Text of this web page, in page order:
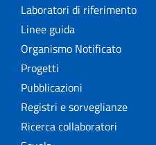
Laboratori di riferimento
Linee guida
Organismo Notificato
Progetti
Pubblicazioni
Registri e sorveglianze
Ricerca collaboratori